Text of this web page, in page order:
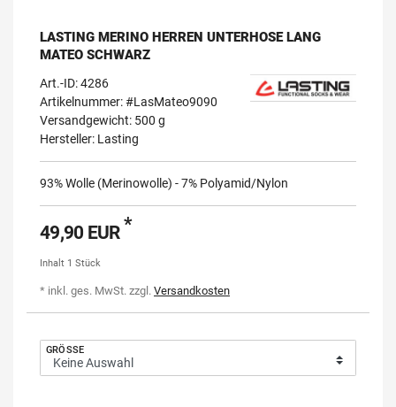
LASTING MERINO HERREN UNTERHOSE LANG
MATEO SCHWARZ
Art.-ID:4286
Artikelnummer: #LasMateo9090
Versandgewicht: 500 g
Hersteller: Lasting
93% Wolle (Merinowolle) - 7% Polyamid/Nylon
49,90 EUR*
Inhalt 1 Stück
* inkl. ges. MwSt. zzgl. Versandkosten
GRÖSSE